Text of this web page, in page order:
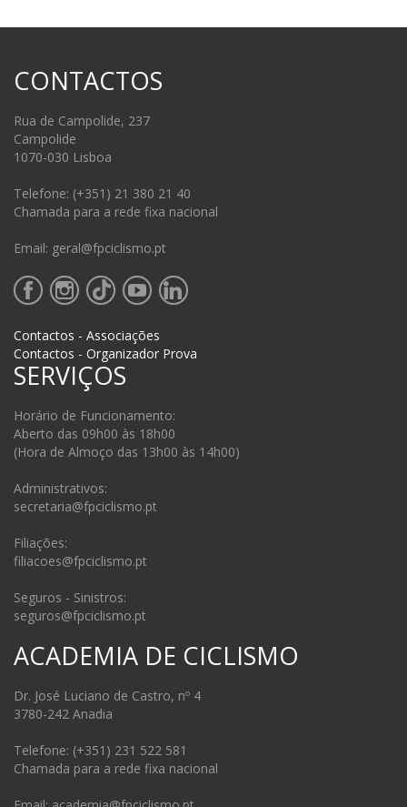
CONTACTOS
Rua de Campolide, 237
Campolide
1070-030 Lisboa
Telefone: (+351) 21 380 21 40
Chamada para a rede fixa nacional
Email: geral@fpciclismo.pt
Contactos - Associações
Contactos - Organizador Prova
SERVIÇOS
Horário de Funcionamento:
Aberto das 09h00 às 18h00
(Hora de Almoço das 13h00 às 14h00)
Administrativos:
secretaria@fpciclismo.pt
Filiações:
filiacoes@fpciclismo.pt
Seguros - Sinistros:
seguros@fpciclismo.pt
ACADEMIA DE CICLISMO
Dr. José Luciano de Castro, nº 4
3780-242 Anadia
Telefone: (+351) 231 522 581
Chamada para a rede fixa nacional